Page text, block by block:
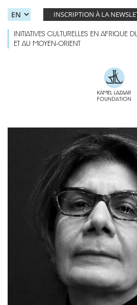
INSCRIPTION À LA
INITIATIVES CULTURELLES EN AFRIQUE
ET AU MOYEN-ORIENT